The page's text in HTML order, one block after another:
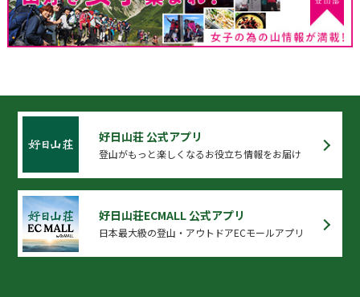
好日山荘 公式アプリ
登山がもっと楽しくなるお役立ち情報をお届け
好日山荘ECMALL 公式アプリ
日本最大級の登山・アウトドアECモールアプリ